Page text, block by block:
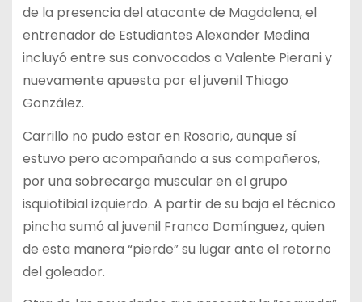
de la presencia del atacante de Magdalena, el
entrenador de Estudiantes Alexander Medina
incluyó entre sus convocados a Valente Pierani y
nuevamente apuesta por el juvenil Thiago
González.
Carrillo no pudo estar en Rosario, aunque sí
estuvo pero acompañando a sus compañeros,
por una sobrecarga muscular en el grupo
isquiotibial izquierdo. A partir de su baja el técnico
pincha sumó al juvenil Franco Domínguez, quien
de esta manera “pierde” su lugar ante el retorno
del goleador.